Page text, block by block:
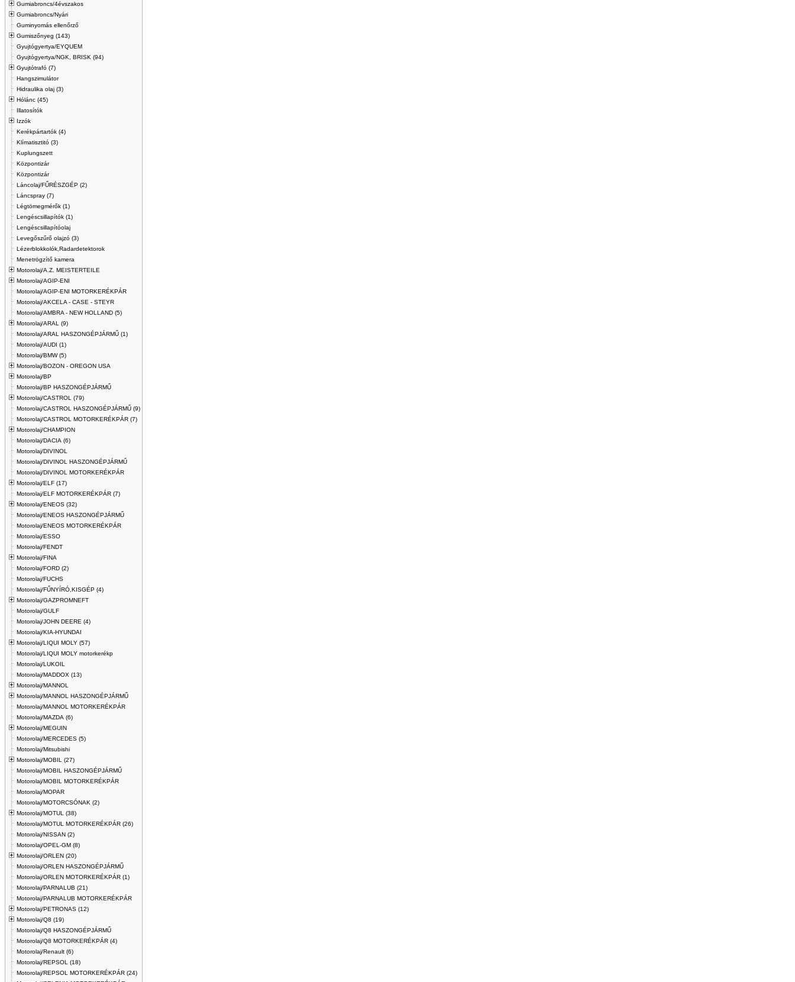
Gumiabroncs/4évszakos
Gumiabroncs/Nyári
Guminyomás ellenőrző
Gumiszőnyeg (143)
Gyujtógyertya/EYQUEM
Gyujtógyertya/NGK, BRISK (94)
Gyujtótrafó (7)
Hangszimulátor
Hidraulika olaj (3)
Hólánc (45)
Illatosítók
Izzók
Kerékpártartók (4)
Klímatisztitó (3)
Kuplungszett
Központizár
Központizár
Láncolaj/FŰRÉSZGÉP (2)
Láncspray (7)
Légtömegmérők (1)
Lengéscsillapítók (1)
Lengéscsillapítóolaj
Levegőszűrő olajzó (3)
Lézerblokkolók,Radardetektorok
Menetrögzítő kamera
Motorolaj/A.Z. MEISTERTEILE
Motorolaj/AGIP-ENI
Motorolaj/AGIP-ENI MOTORKERÉKPÁR
Motorolaj/AKCELA - CASE - STEYR
Motorolaj/AMBRA - NEW HOLLAND (5)
Motorolaj/ARAL (9)
Motorolaj/ARAL HASZONGÉPJÁRMŰ (1)
Motorolaj/AUDI (1)
Motorolaj/BMW (5)
Motorolaj/BOZON - OREGON USA
Motorolaj/BP
Motorolaj/BP HASZONGÉPJÁRMŰ
Motorolaj/CASTROL (79)
Motorolaj/CASTROL HASZONGÉPJÁRMŰ (9)
Motorolaj/CASTROL MOTORKERÉKPÁR (7)
Motorolaj/CHAMPION
Motorolaj/DACIA (6)
Motorolaj/DIVINOL
Motorolaj/DIVINOL HASZONGÉPJÁRMŰ
Motorolaj/DIVINOL MOTORKERÉKPÁR
Motorolaj/ELF (17)
Motorolaj/ELF MOTORKERÉKPÁR (7)
Motorolaj/ENEOS (32)
Motorolaj/ENEOS HASZONGÉPJÁRMŰ
Motorolaj/ENEOS MOTORKERÉKPÁR
Motorolaj/ESSO
Motorolaj/FENDT
Motorolaj/FINA
Motorolaj/FORD (2)
Motorolaj/FUCHS
Motorolaj/FŰNYÍRÓ,KISGÉP (4)
Motorolaj/GAZPROMNEFT
Motorolaj/GULF
Motorolaj/JOHN DEERE (4)
Motorolaj/KIA-HYUNDAI
Motorolaj/LIQUI MOLY (57)
Motorolaj/LIQUI MOLY motorkerékp
Motorolaj/LUKOIL
Motorolaj/MADDOX (13)
Motorolaj/MANNOL
Motorolaj/MANNOL HASZONGÉPJÁRMŰ
Motorolaj/MANNOL MOTORKERÉKPÁR
Motorolaj/MAZDA (6)
Motorolaj/MEGUIN
Motorolaj/MERCEDES (5)
Motorolaj/Mitsubishi
Motorolaj/MOBIL (27)
Motorolaj/MOBIL HASZONGÉPJÁRMŰ
Motorolaj/MOBIL MOTORKERÉKPÁR
Motorolaj/MOPAR
Motorolaj/MOTORCSÓNAK (2)
Motorolaj/MOTUL (38)
Motorolaj/MOTUL MOTORKERÉKPÁR (26)
Motorolaj/NISSAN (2)
Motorolaj/OPEL-GM (8)
Motorolaj/ORLEN (20)
Motorolaj/ORLEN HASZONGÉPJÁRMŰ
Motorolaj/ORLEN MOTORKERÉKPÁR (1)
Motorolaj/PARNALUB (21)
Motorolaj/PARNALUB MOTORKERÉKPÁR
Motorolaj/PETRONAS (12)
Motorolaj/Q8 (19)
Motorolaj/Q8 HASZONGÉPJÁRMŰ
Motorolaj/Q8 MOTORKERÉKPÁR (4)
Motorolaj/Renault (6)
Motorolaj/REPSOL (18)
Motorolaj/REPSOL MOTORKERÉKPÁR (24)